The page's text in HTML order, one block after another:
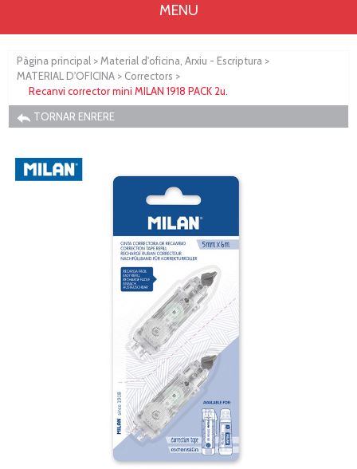
MENU
Pàgina principal > Material d'oficina, Arxiu - Escriptura >
MATERIAL D'OFICINA > Correctors >
Recanvi corrector mini MILAN 1918 PACK 2u.
TORNAR ENRERE